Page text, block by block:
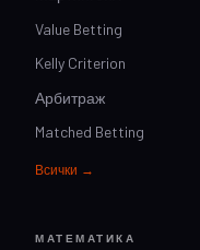
Value Betting
Kelly Criterion
Арбитраж
Matched Betting
Всички →
МАТЕМАТИКА